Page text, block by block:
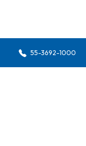
55-3692-1000